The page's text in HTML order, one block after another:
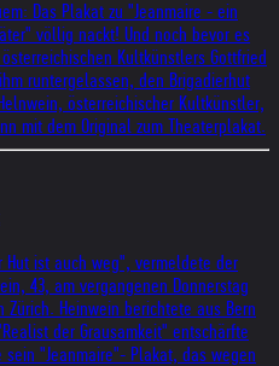
Das Plakat zu "Jeanmaire - ein
völlig nackt! Und noch bevor es
Kultkünstlers Gottfried
runtergelassen, den Brigadierhut
österreichischer Kultkünstler,
mit dem Original zum Theaterplakat.
Hut ist auch weg", vermeldete der
43, am vergangenen Donnerstag
Heinwein berichtete aus Bern
der Grausamkeit" entschärfte
"Jeanmaire"- Plakat, das wegen